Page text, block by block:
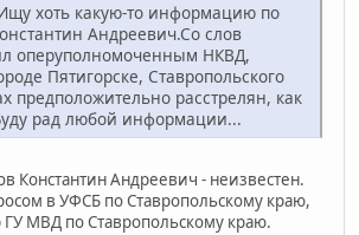
хоть какую-то информацию по
Андреевич.Со слов
оперуполномоченным НКВД,
Пятигорске, Ставропольского
предположительно расстрелян, как
рад любой информации...
Константин Андреевич - неизвестен.
в УФСБ по Ставропольскому краю,
МВД по Ставропольскому краю.